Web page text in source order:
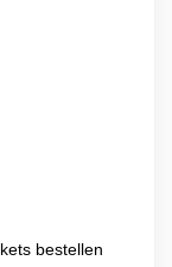
bestellen